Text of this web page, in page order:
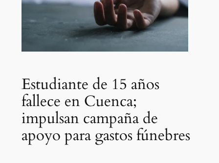
Estudiante de 15 años
fallece en Cuenca;
impulsan campaña de
apoyo para gastos fúnebres